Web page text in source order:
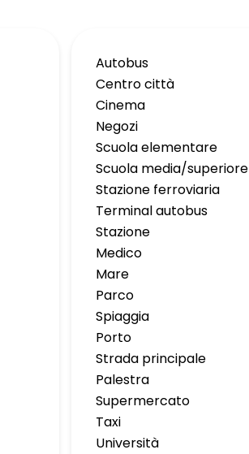
Autobus
Centro città
Cinema
Negozi
Scuola elementare
Scuola media/superiore
Stazione ferroviaria
Terminal autobus
Stazione
Medico
Mare
Parco
Spiaggia
Porto
Strada principale
Palestra
Supermercato
Taxi
Università